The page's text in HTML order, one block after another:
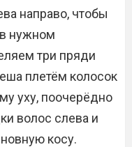
направо, чтобы
нужном
три пряди
плетём колосок
уху, поочерёдно
волос слева и
косу.